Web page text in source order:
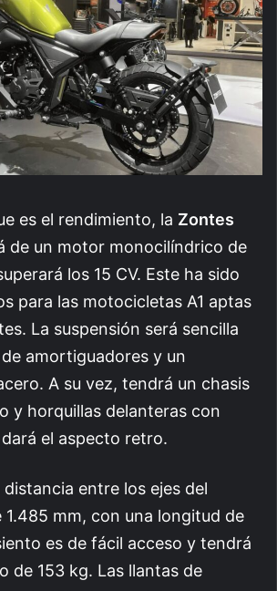
es el rendimiento, la Zontes
de un motor monocilíndrico de
los 15 CV. Este ha sido
para las motocicletas A1 aptas
La suspensión será sencilla
amortiguadores y un
A su vez, tendrá un chasis
y horquillas delanteras con
el aspecto retro.
entre los ejes del
1.485 mm, con una longitud de
es de fácil acceso y tendrá
de 153 kg. Las llantas de